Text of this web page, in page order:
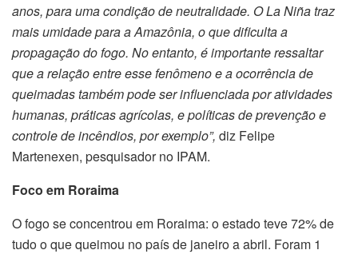
anos, para uma condição de neutralidade. O La Niña traz
mais umidade para a Amazônia, o que dificulta a
propagação do fogo. No entanto, é importante ressaltar
que a relação entre esse fenômeno e a ocorrência de
queimadas também pode ser influenciada por atividades
humanas, práticas agrícolas, e políticas de prevenção e
controle de incêndios, por exemplo”, diz Felipe
Martenexen, pesquisador no IPAM.
Foco em Roraima
O fogo se concentrou em Roraima: o estado teve 72% de
tudo o que queimou no país de janeiro a abril. Foram 1